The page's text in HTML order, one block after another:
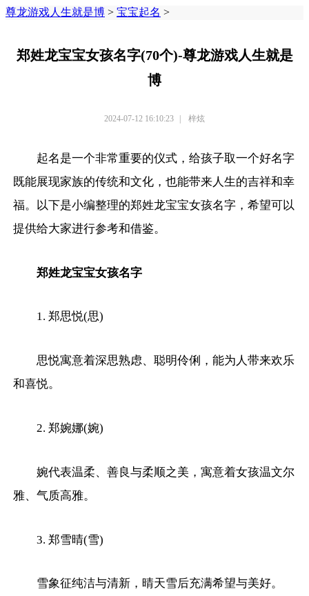
尊龙游戏人生就是博 > 宝宝起名 >
郑姓龙宝宝女孩名字(70个)-尊龙游戏人生就是
博
2024-07-12 16:10:23 | 梓炫
起名是一个非常重要的仪式，给孩子取一个好名字
既能展现家族的传统和文化，也能带来人生的吉祥和幸
福。以下是小编整理的郑姓龙宝宝女孩名字，希望可以
提供给大家进行参考和借鉴。
郑姓龙宝宝女孩名字
1. 郑思悦(思)
思悦寓意着深思熟虑、聪明伶俐，能为人带来欢乐
和喜悦。
2. 郑婉娜(婉)
婉代表温柔、善良与柔顺之美，寓意着女孩温文尔
雅、气质高雅。
3. 郑雪晴(雪)
雪象征纯洁与清新，晴天雪后充满希望与美好。